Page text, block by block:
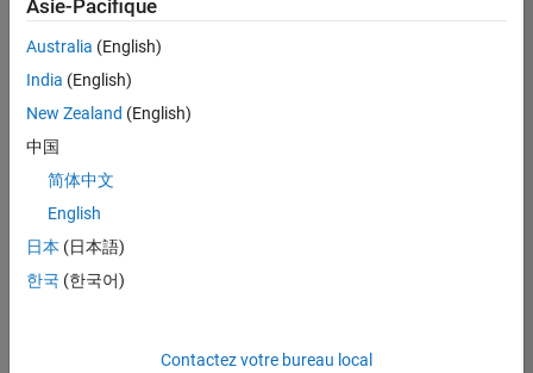
d'emploi.
malgré
tout
vous
trouvez
pas
d'offre
corresponde
à vos
Asie-Pacifique
Australia (English)
India (English)
New Zealand (English)
中国
简体中文
English
日本 (日本語)
한국 (한국어)
Contactez votre bureau local